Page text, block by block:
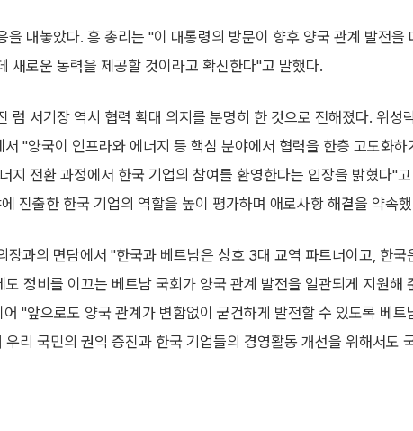
을 내놓았다. 흥 총리는 "이 대통령의 방문이 향후 양국 관계 발전을
새로운 동력을 제공할 것이라고 확신한다"고 말했다.
럼 서기장 역시 협력 확대 의지를 분명히 한 것으로 전해졌다. 위성
"양국이 인프라와 에너지 등 핵심 분야에서 협력을 한층 고도화
지 전환 과정에서 한국 기업의 참여를 환영한다는 입장을 밝혔다"
진출한 한국 기업의 역할을 높이 평가하며 애로사항 해결을 약속
장과의 면담에서 "한국과 베트남은 상호 3대 교역 파트너이고, 한국
정비를 이끄는 베트남 국회가 양국 관계 발전을 일관되게 지원해
"앞으로도 양국 관계가 변함없이 굳건하게 발전할 수 있도록 베트
리 국민의 권익 증진과 한국 기업들의 경영활동 개선을 위해서도